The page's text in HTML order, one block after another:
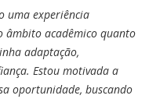
uma experiência
âmbito acadêmico quanto
adaptação,
Estou motivada a
oportunidade, buscando